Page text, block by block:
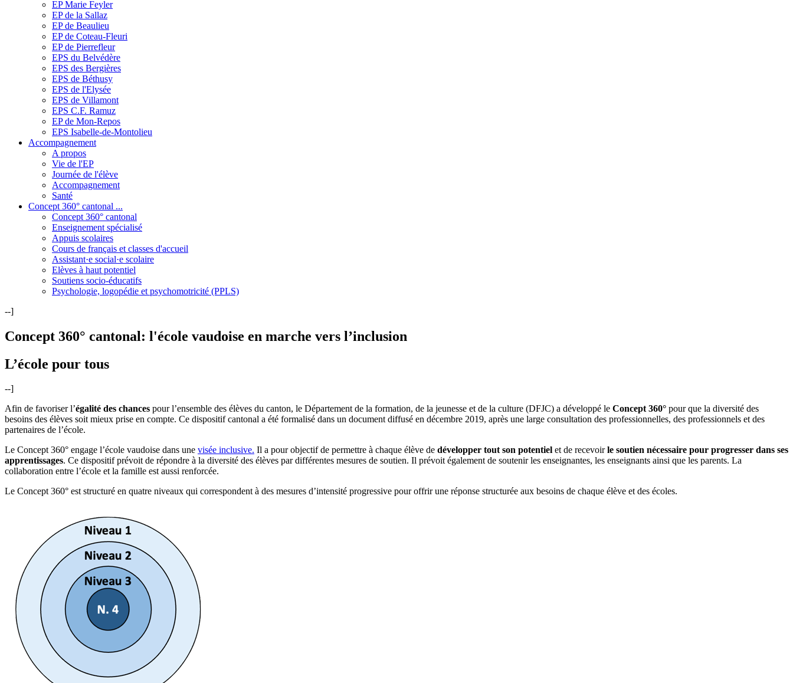
EP Marie Feyler
EP de la Sallaz
EP de Beaulieu
EP de Coteau-Fleuri
EP de Pierrefleur
EPS du Belvédère
EPS des Bergières
EPS de Béthusy
EPS de l'Elysée
EPS de Villamont
EPS C.F. Ramuz
EP de Mon-Repos
EPS Isabelle-de-Montolieu
Accompagnement
A propos
Vie de l'EP
Journée de l'élève
Accompagnement
Santé
Concept 360° cantonal ...
Concept 360° cantonal
Enseignement spécialisé
Appuis scolaires
Cours de français et classes d'accueil
Assistant·e social·e scolaire
Elèves à haut potentiel
Soutiens socio-éducatifs
Psychologie, logopédie et psychomotricité (PPLS)
--]
Concept 360° cantonal: l'école vaudoise en marche vers l’inclusion
L’école pour tous
--]
Afin de favoriser l’égalité des chances pour l’ensemble des élèves du canton, le Département de la formation, de la jeunesse et de la culture (DFJC) a développé le Concept 360° pour que la diversité des
besoins des élèves soit mieux prise en compte. Ce dispositif cantonal a été formalisé dans un document diffusé en décembre 2019, après une large consultation des professionnelles, des professionnels et des
partenaires de l’école.
Le Concept 360° engage l’école vaudoise dans une visée inclusive. Il a pour objectif de permettre à chaque élève de développer tout son potentiel et de recevoirle soutien nécessaire pour progresser dans ses
apprentissages. Ce dispositif prévoit de répondre à la diversité des élèves par différentes mesures de soutien. Il prévoit également de soutenir les enseignantes, les enseignants ainsi que les parents. La
collaboration entre l’école et la famille est aussi renforcée.
Le Concept 360° est structuré en quatre niveaux qui correspondent à des mesures d’intensité progressive pour offrir une réponse structurée aux besoins de chaque élève et des écoles.